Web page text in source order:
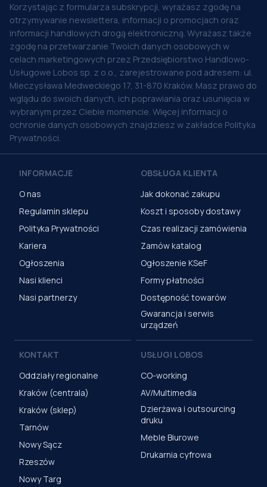
Korzystając z formularza subskrypcji, wyrażasz zgodę na
otrzymywanie newslettera, informacji o promocjach oraz
informacji handlowych drogą elektroniczną. Wyrażasz także
zgodę na przetwarzanie Twoich danych osobowych w
celach marketingowych przez Przedsiębiorstwo Handlowo-
Usługowe Lobos sp. z o.o., zarejestrowane pod adresem: ul.
Mieczysława Medweckiego 17, 31-870 Kraków. Masz prawo do
wglądu do swoich danych, ich poprawiania oraz usunięcia w
wybranym przez Ciebie momencie. Więcej informacji o
ochronie danych osobowych znajdziesz w zakładce Polityka
Prywatności.
INFORMACJE
O nas
Regulamin sklepu
Polityka Prywatności
Kariera
Ogłoszenia
Nasi klienci
Nasi partnerzy
OBSŁUGA KLIENTA
Jak dokonać zakupu
Koszt i sposoby dostawy
Czas realizacji zamówienia
Zamów katalog
Ogłoszenie KSeF
Formy płatności
Dostępność towarów
Gwarancja i serwis
urządzeń
KONTAKT
Oddziały regionalne
Kraków (centrala)
Kraków (sklep)
Tarnów
Nowy Sącz
Rzeszów
Nowy Targ
USŁUGI LOBOS
CO-working
AV/Multimedia
Dzierżawa i outsourcing
druku
Meble Biurowe
Drukarnia cyfrowa